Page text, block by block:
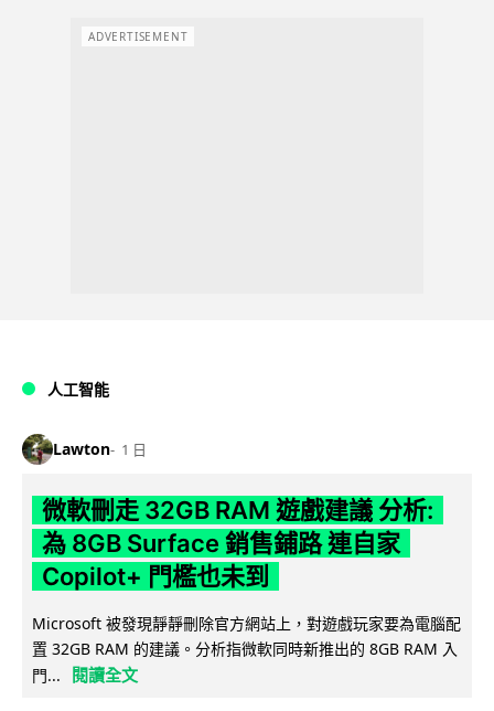
ADVERTISEMENT
人工智能
Lawton 1 日
微軟刪走 32GB RAM 遊戲建議 分析:
為 8GB Surface 銷售鋪路 連自家
Copilot+ 門檻也未到
Microsoft 被發現靜靜刪除官方網站上，對遊戲玩家要為電腦配
置 32GB RAM 的建議。分析指微軟同時新推出的 8GB RAM 入
門...
閱讀全文